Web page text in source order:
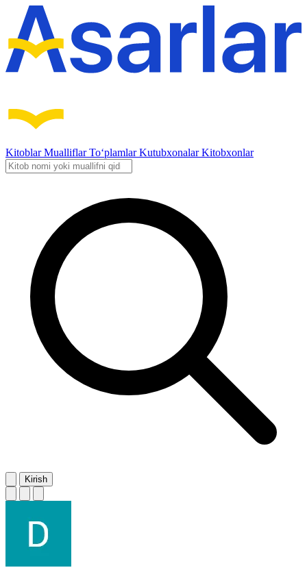
KitoblarMualliflarTo‘plamlarKutubxonalarKitobxonlar
Kirish